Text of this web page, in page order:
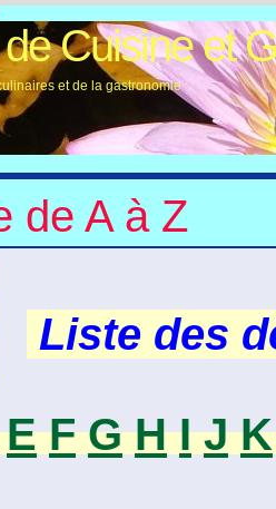
Cuisine et
et de la gastronomie
de A à Z
Liste des
E F G H I J K